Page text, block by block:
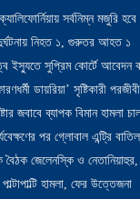
সর্বনিম্ন মজুরি
নিহত ১, গুরুতর আহত ১
ইস্যুতে সুপ্রিম কোর্টে আবেদন
ডায়রিয়া’ সৃষ্টিকারী
জবাবে ব্যাপক বিমান হামলা
পর গ্লোবাল এন্ট্রি
বৈঠক জেলেনস্কি ও
হামলা, ফের উত্তেজনা